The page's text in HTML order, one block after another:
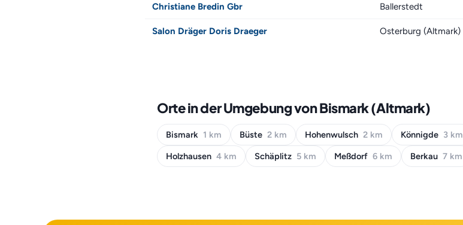
Christiane Bredin Gbr Ballerstedt
Salon Dräger Doris Draeger Osterburg (Altmark)
Orte in der Umgebung von Bismark (Altmark)
Bismark 1 km Büste 2 km Hohenwulsch 2 km Könnigde 3 km
Holzhausen 4 km Schäplitz 5 km Meßdorf 6 km Berkau 7 km